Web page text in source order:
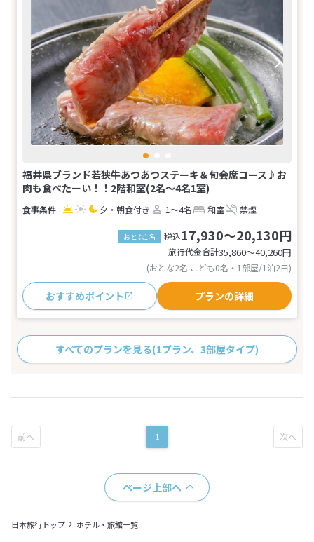
福井県ブランド若狭牛あつあつステーキ＆旬会席コース♪お
肉も食べたーい！！2階和室(2名～4名1室)
夕・朝食付き 1～4名 和室 禁煙
おとな1名 税込17,930～20,130円
旅行代金合計35,860〜40,260円
(おとな2名 こども0名・1部屋/1泊2日)
おすすめポイント プランの詳細
すべてのプランを見る(1プラン、3部屋タイプ)
1
ページ上部へ
日本旅行トップ ホテル・旅館一覧